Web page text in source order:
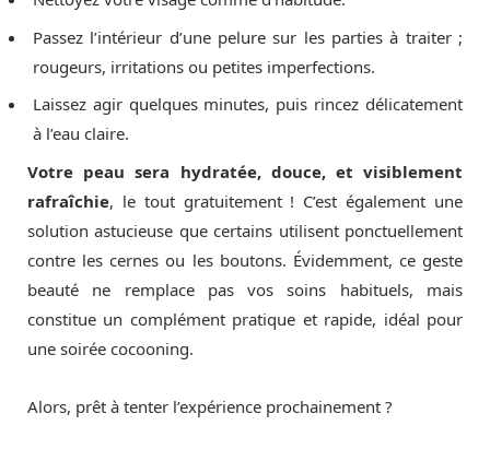
Passez l’intérieur d’une pelure sur les parties à traiter ;
rougeurs, irritations ou petites imperfections.
Laissez agir quelques minutes, puis rincez délicatement
à l’eau claire.
Votre peau sera hydratée, douce, et visiblement
rafraîchie, le tout gratuitement ! C’est également une
solution astucieuse que certains utilisent ponctuellement
contre les cernes ou les boutons. Évidemment, ce geste
beauté ne remplace pas vos soins habituels, mais
constitue un complément pratique et rapide, idéal pour
une soirée cocooning.
Alors, prêt à tenter l’expérience prochainement ?